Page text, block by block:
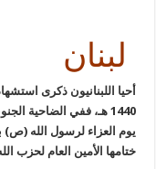
لبنان
أحيا اللبنانيون ذكرى
1440 هـ، ففي الضاحية
يوم العزاء لرسول الله
ختامها الأمين العام لحزب